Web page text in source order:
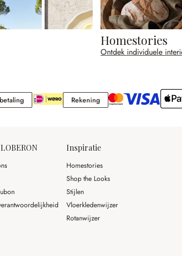
Homestories
Ontdek individuele
Vooruitbetaling RekeningRekening
Inspiratie
Homestories
Shop the Looks
Stijlen
Vloerkledenwijzer
Rotanwijzer